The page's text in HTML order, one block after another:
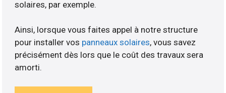
solaires, par exemple.
Ainsi, lorsque vous faites appel à notre structure
pour installer vos panneaux solaires, vous savez
précisément dès lors que le coût des travaux sera
amorti.